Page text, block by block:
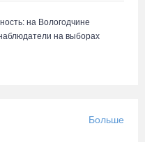
на Вологодчине
на выборах
Больше